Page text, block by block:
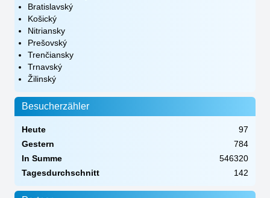
Bratislavský
Košický
Nitriansky
Prešovský
Trenčiansky
Trnavský
Žilinský
Besucherzähler
Heute
97
Gestern
784
In Summe
546320
Tagesdurchschnitt
142